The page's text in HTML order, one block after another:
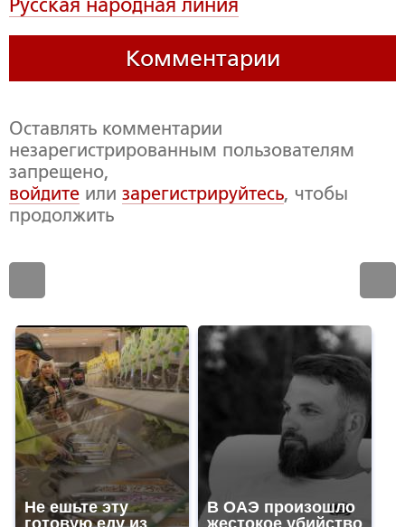
Русская народная линия
Комментарии
Оставлять комментарии
незарегистрированным пользователям
запрещено,
войдите или зарегистрируйтесь, чтобы
продолжить
Не ешьте эту
готовую еду из
В ОАЭ произошло
жестокое убийство